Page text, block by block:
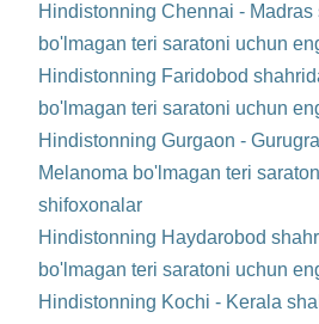
Hindistonning Chennai -
bo'lmagan teri saratoni uchun
Hindistonning Faridobod
bo'lmagan teri saratoni uchun
Hindistonning Gurgaon -
Melanoma bo'lmagan teri
shifoxonalar
Hindistonning Haydarobod
bo'lmagan teri saratoni uchun
Hindistonning Kochi - Kerala